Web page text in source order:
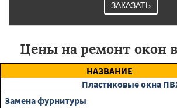
ЗАКАЗАТЬ
Цены на ремонт окон
НАЗВАНИЕ
Пластиковые окна
Замена фурнитуры